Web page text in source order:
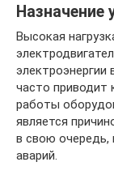
Назначение
Высокая
электроэнергии
часто приводит
работы
является
в свою очередь,
аварий.